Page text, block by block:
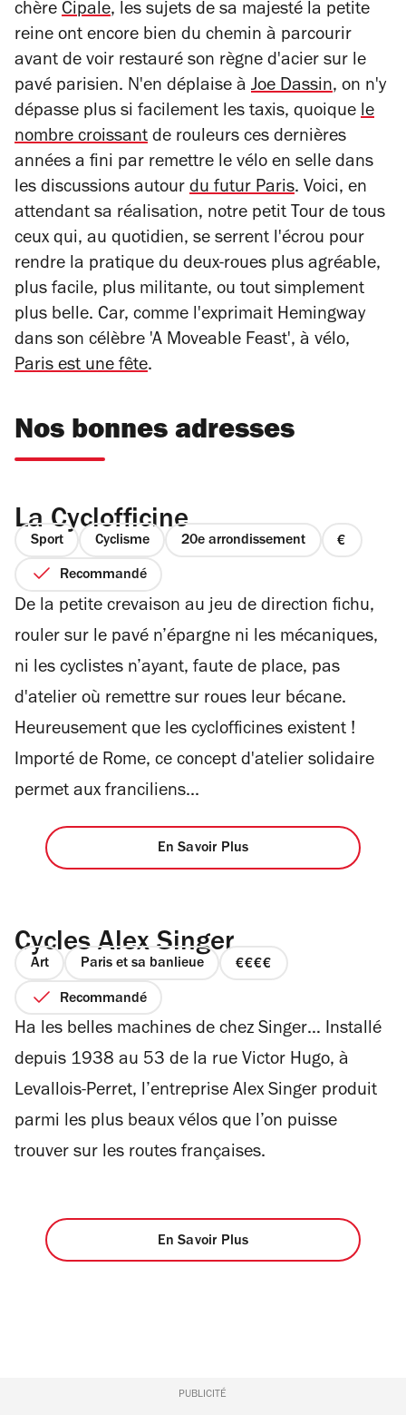
chère Cipale, les sujets de sa majesté la petite
reine ont encore bien du chemin à parcourir
avant de voir restauré son règne d'acier sur le
pavé parisien. N'en déplaise à Joe Dassin, on n'y
dépasse plus si facilement les taxis, quoique le
nombre croissant de rouleurs ces dernières
années a fini par remettre le vélo en selle dans
les discussions autour du futur Paris. Voici, en
attendant sa réalisation, notre petit Tour de tous
ceux qui, au quotidien, se serrent l'écrou pour
rendre la pratique du deux-roues plus agréable,
plus facile, plus militante, ou tout simplement
plus belle. Car, comme l'exprimait Hemingway
dans son célèbre 'A Moveable Feast', à vélo,
Paris est une fête.
Nos bonnes adresses
La Cyclofficine
Sport Cyclisme 20e arrondissement
prix
4
Recommandé
De la petite crevaison au jeu de direction fichu,
rouler sur le pavé n’épargne ni les mécaniques,
ni les cyclistes n’ayant, faute de place, pas
d'atelier où remettre sur roues leur bécane.
Heureusement que les cyclofficines existent !
Importé de Rome, ce concept d'atelier solidaire
permet aux franciliens...
En Savoir Plus
Cycles Alex Singer
Art Paris et sa banlieue
prix
4
Recommandé
Ha les belles machines de chez Singer… Installé
depuis 1938 au 53 de la rue Victor Hugo, à
Levallois-Perret, l’entreprise Alex Singer produit
parmi les plus beaux vélos que l’on puisse
trouver sur les routes françaises.
En Savoir Plus
PUBLICITÉ